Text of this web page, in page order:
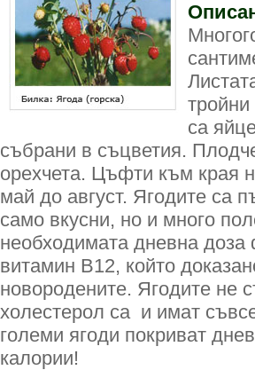
са
събрани в съцветия.
орехчета. Цъфти към края
май до август. Ягодите са
само вкусни, но и много
необходимата дневна
витамин B12, който
новородените. Ягодите не
холестерол са и имат
големи ягоди покриват
калории!